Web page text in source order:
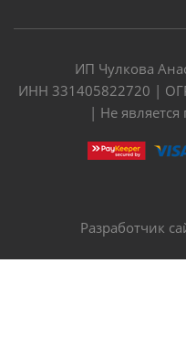
ИП Чулкова
ИНН 331405822720 |
| Не
Разработчик